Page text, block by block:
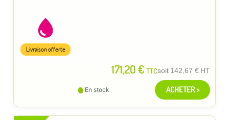
171,20 € TTCsoit 142,67 € HT
Livraison offerte
En stock ACHETER >